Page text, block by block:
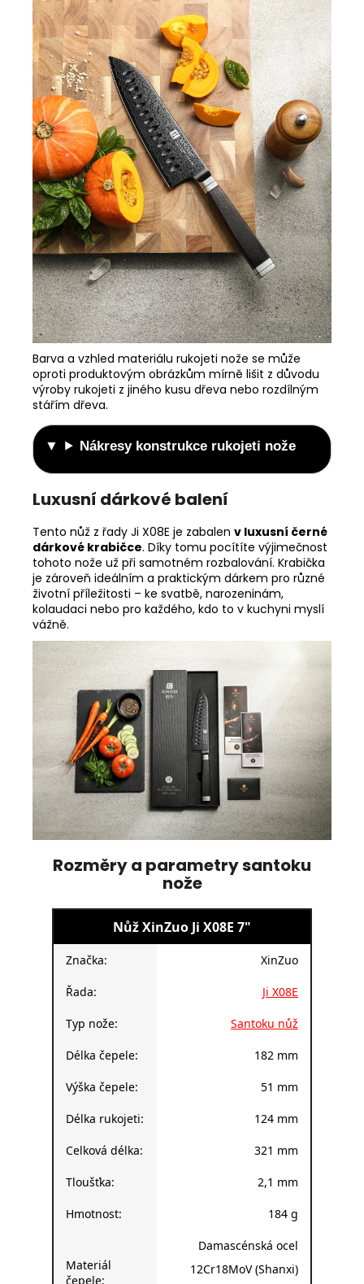
Barva a vzhled materiálu rukojeti nože se může
oproti produktovým obrázkům mírně lišit z důvodu
výroby rukojeti z jiného kusu dřeva nebo rozdílným
stářím dřeva.
Nákresy konstrukce rukojeti nože
Luxusní dárkové balení
Tento nůž z řady Ji X08E je zabalen v luxusní černé
dárkové krabičce. Díky tomu pocítíte výjimečnost
tohoto nože už při samotném rozbalování. Krabička
je zároveň ideálním a praktickým dárkem pro různé
životní příležitosti – ke svatbě, narozeninám,
kolaudaci nebo pro každého, kdo to v kuchyni myslí
vážně.
Rozměry a parametry santoku
nože
Nůž XinZuo Ji X08E 7"
Značka: XinZuo
Řada: Ji X08E
Typ nože: Santoku nůž
Délka čepele: 182 mm
Výška čepele: 51 mm
Délka rukojeti: 124 mm
Celková délka: 321 mm
Tloušťka: 2,1 mm
Hmotnost: 184 g
Materiál
čepele:
Damascénská ocel
12Cr18MoV (Shanxi)